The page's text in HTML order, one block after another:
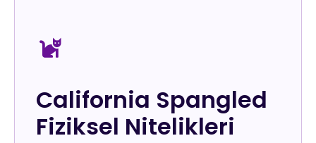
California Spangled
Fiziksel Nitelikleri